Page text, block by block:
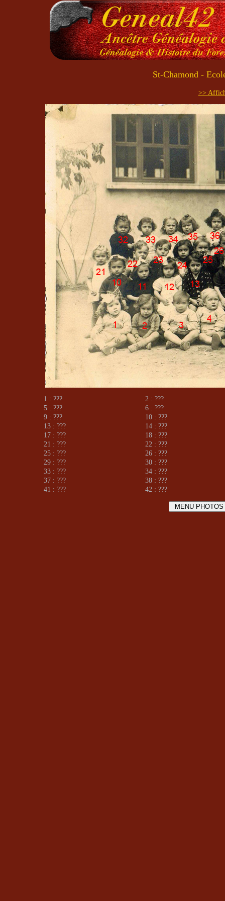
St-Chamond -
>>
1 : ???
2 : ???
5 : ???
6 : ???
9 : ???
10 : ???
13 : ???
14 : ???
17 : ???
18 : ???
21 : ???
22 : ???
25 : ???
26 : ???
29 : ???
30 : ???
33 : ???
34 : ???
37 : ???
38 : ???
41 : ???
42 : ???